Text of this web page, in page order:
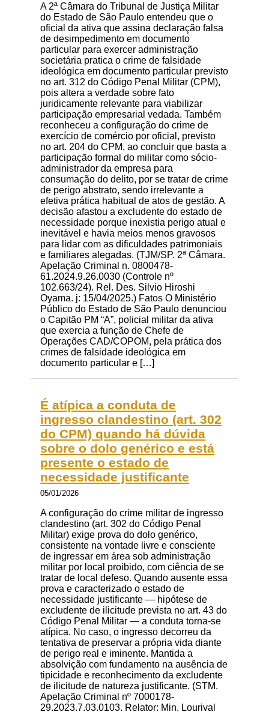
A 2ª Câmara do Tribunal de Justiça Militar
do Estado de São Paulo entendeu que o
oficial da ativa que assina declaração falsa
de desimpedimento em documento
particular para exercer administração
societária pratica o crime de falsidade
ideológica em documento particular previsto
no art. 312 do Código Penal Militar (CPM),
pois altera a verdade sobre fato
juridicamente relevante para viabilizar
participação empresarial vedada. Também
reconheceu a configuração do crime de
exercício de comércio por oficial, previsto
no art. 204 do CPM, ao concluir que basta a
participação formal do militar como sócio-
administrador da empresa para
consumação do delito, por se tratar de crime
de perigo abstrato, sendo irrelevante a
efetiva prática habitual de atos de gestão. A
decisão afastou a excludente do estado de
necessidade porque inexistia perigo atual e
inevitável e havia meios menos gravosos
para lidar com as dificuldades patrimoniais
e familiares alegadas. (TJM/SP. 2ª Câmara.
Apelação Criminal n. 0800478-
61.2024.9.26.0030 (Controle nº
102.663/24). Rel. Des. Silvio Hiroshi
Oyama. j: 15/04/2025.) Fatos O Ministério
Público do Estado de São Paulo denunciou
o Capitão PM “A”, policial militar da ativa
que exercia a função de Chefe de
Operações CAD/COPOM, pela prática dos
crimes de falsidade ideológica em
documento particular e […]
É atípica a conduta de
ingresso clandestino (art. 302
do CPM) quando há dúvida
sobre o dolo genérico e está
presente o estado de
necessidade justificante
05/01/2026
A configuração do crime militar de ingresso
clandestino (art. 302 do Código Penal
Militar) exige prova do dolo genérico,
consistente na vontade livre e consciente
de ingressar em área sob administração
militar por local proibido, com ciência de se
tratar de local defeso. Quando ausente essa
prova e caracterizado o estado de
necessidade justificante — hipótese de
excludente de ilicitude prevista no art. 43 do
Código Penal Militar — a conduta torna-se
atípica. No caso, o ingresso decorreu da
tentativa de preservar a própria vida diante
de perigo real e iminente. Mantida a
absolvição com fundamento na ausência de
tipicidade e reconhecimento da excludente
de ilicitude de natureza justificante. (STM.
Apelação Criminal nº 7000178-
29.2023.7.03.0103. Relator: Min. Lourival